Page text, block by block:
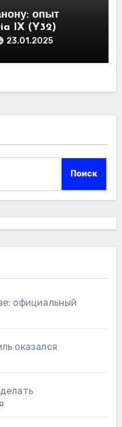
опыт
IX (Y32)
23.01.2025
Поиск
официальный
оказался